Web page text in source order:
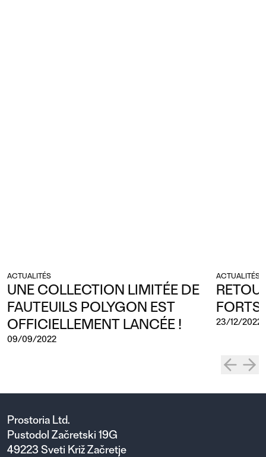
ACTUALITÉS
UNE COLLECTION LIMITÉE DE
FAUTEUILS POLYGON EST
OFFICIELLEMENT LANCÉE !
09/09/2022
ACTUALITÉS
FORTS
23/12/2022
Prostoria Ltd.
Pustodol Začretski 19G
49223 Sveti Križ Začretje